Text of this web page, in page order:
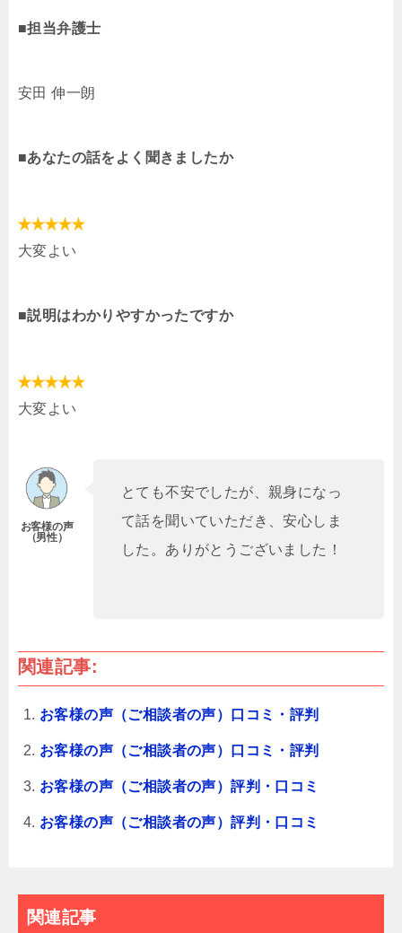
■担当弁護士
安田 伸一朗
■あなたの話をよく聞きましたか
大変よい
■説明はわかりやすかったですか
大変よい
とても不安でしたが、親身になっ
て話を聞いていただき、安心しま
した。ありがとうございました！
関連記事:
お客様の声（ご相談者の声）口コミ・評判
お客様の声（ご相談者の声）口コミ・評判
お客様の声（ご相談者の声）評判・口コミ
お客様の声（ご相談者の声）評判・口コミ
関連記事